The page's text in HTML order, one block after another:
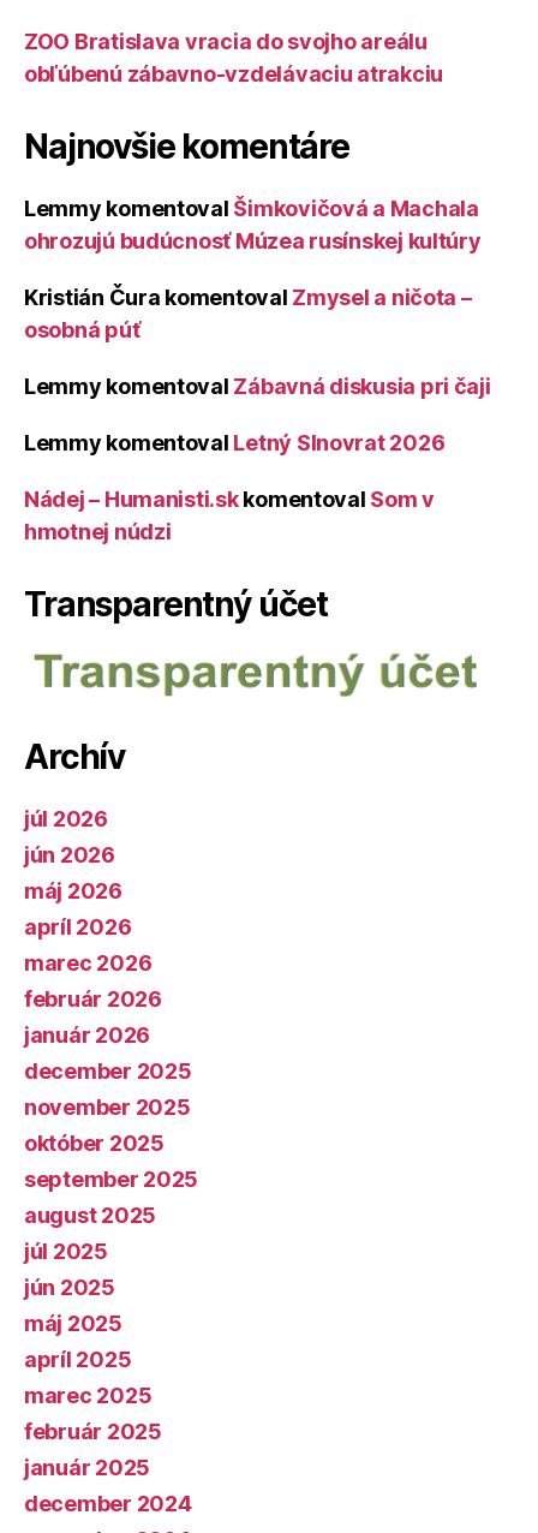
ZOO Bratislava vracia do svojho areálu
obľúbenú zábavno-vzdelávaciu atrakciu
Najnovšie komentáre
Lemmy komentoval Šimkovičová a Machala
ohrozujú budúcnosť Múzea rusínskej kultúry
Kristián Čura komentoval Zmysel a ničota –
osobná púť
Lemmy komentoval Zábavná diskusia pri čaji
Lemmy komentoval Letný Slnovrat 2026
Nádej – Humanisti.skkomentoval Som v
hmotnej núdzi
Transparentný účet
Archív
júl 2026
jún 2026
máj 2026
apríl 2026
marec 2026
február 2026
január 2026
december 2025
november 2025
október 2025
september 2025
august 2025
júl 2025
jún 2025
máj 2025
apríl 2025
marec 2025
február 2025
január 2025
december 2024